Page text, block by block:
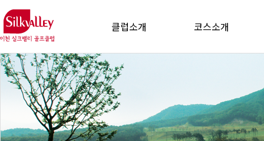
클럽소개 코스소개